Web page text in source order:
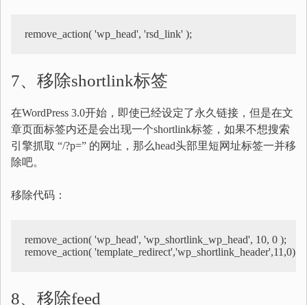
remove_action( 'wp_head', 'rsd_link' );
7、移除shortlink标签
在WordPress 3.0开始，即使已经设定了永久链接，但是在文
章页面标签内还是会出现一个shortlink标签，如果不想搜索
引擎抓取 “/?p=” 的网址，那么head头部里短网址标签一并移
除吧。
移除代码：
remove_action( 'wp_head', 'wp_shortlink_wp_head', 10, 0 );
remove_action( 'template_redirect','wp_shortlink_header',11,0);
8、移除feed